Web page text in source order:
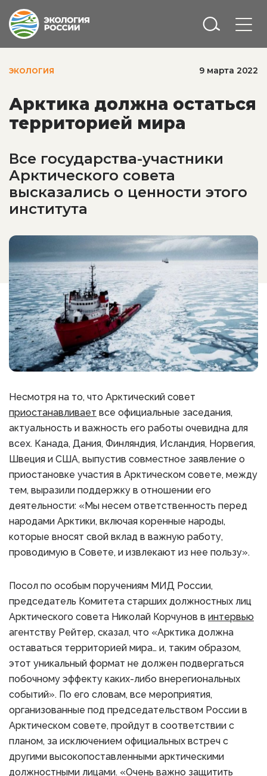
ЭКОЛОГИЯ 9 марта 2022
Арктика должна остаться
территорией мира
Все государства-участники
Арктического совета
высказались о ценности этого
института
Несмотря на то, что Арктический совет
приостанавливает все официальные заседания,
актуальность и важность его работы очевидна для
всех. Канада, Дания, Финляндия, Исландия, Норвегия,
Швеция и США, выпустив совместное заявление о
приостановке участия в Арктическом совете, между
тем, выразили поддержку в отношении его
деятельности: «Мы несем ответственность перед
народами Арктики, включая коренные народы,
которые вносят свой вклад в важную работу,
проводимую в Совете, и извлекают из нее пользу».
Посол по особым поручениям МИД России,
председатель Комитета старших должностных лиц
Арктического совета Николай Корчунов в интервью
агентству Рейтер, сказал, что «Арктика должна
оставаться территорией мира… и, таким образом,
этот уникальный формат не должен подвергаться
побочному эффекту каких-либо внерегиональных
событий». По его словам, все мероприятия,
организованные под председательством России в
Арктическом совете, пройдут в соответствии с
планом, за исключением официальных встреч с
другими высокопоставленными арктическими
должностными лицами. «Очень важно защитить